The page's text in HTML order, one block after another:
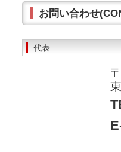
お問い合わせ
代表